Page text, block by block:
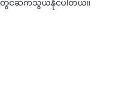
တွင်ဆက်သွယ်နိုင်ပါတယ်။